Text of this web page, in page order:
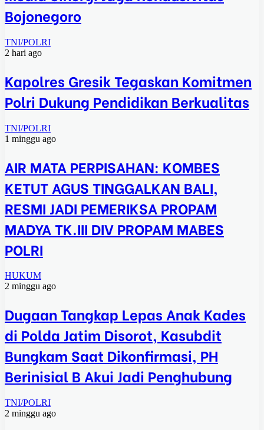
Bojonegoro
TNI/POLRI
2 hari ago
Kapolres Gresik Tegaskan Komitmen
Polri Dukung Pendidikan Berkualitas
TNI/POLRI
1 minggu ago
AIR MATA PERPISAHAN: KOMBES
KETUT AGUS TINGGALKAN BALI,
RESMI JADI PEMERIKSA PROPAM
MADYA TK.III DIV PROPAM MABES
POLRI
HUKUM
2 minggu ago
Dugaan Tangkap Lepas Anak Kades
di Polda Jatim Disorot, Kasubdit
Bungkam Saat Dikonfirmasi, PH
Berinisial B Akui Jadi Penghubung
TNI/POLRI
2 minggu ago